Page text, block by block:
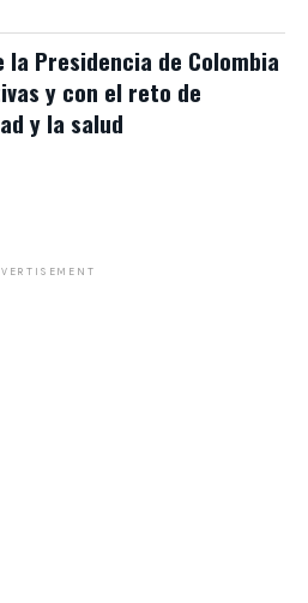
la Presidencia de Colombia
y con el reto de
y la salud